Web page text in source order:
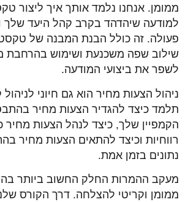
ממומן. אנחנו נלמד אותך איך ליצור
למודעה שיהדהד בקרב קהל היעד שלך
פעולה. זה כולל הבנת המבנה של
שילוב שפה משכנעת ושימוש בהרחבת
לשפר את ביצועי המודעה.
ניהול הצעות מחיר הוא גם חיוני
תלמד כיצד להגדיר הצעות מחיר
הקמפיין שלך, כיצד לנהל הצעות מחיר
רווחיות וכיצד להתאים הצעות מחיר
נתונים בזמן אמת.
מעקב ההמרות החלק החשוב ביותר
ממומן וקריטי להצלחה. דרך הקורס